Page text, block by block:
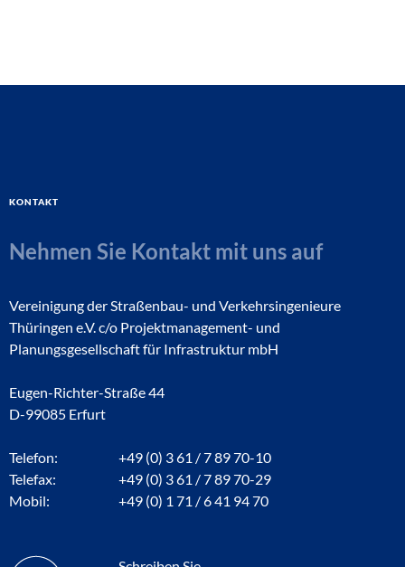
Kontakt
Nehmen Sie Kontakt mit uns auf
Vereinigung der Straßenbau- und Verkehrsingenieure
Thüringen e.V. c/o Projektmanagement- und
Planungsgesellschaft für Infrastruktur mbH
Eugen-Richter-Straße 44
D-99085 Erfurt
Telefon:
+49 (0) 3 61 / 7 89 70-10
Telefax:
+49 (0) 3 61 / 7 89 70-29
Mobil:
+49 (0) 1 71 / 6 41 94 70